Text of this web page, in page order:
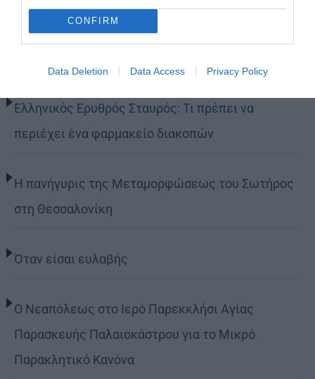
CONFIRM
Data Deletion Data Access Privacy Policy
Ελληνικός Ερυθρός Σταυρός: Τι πρέπει να
περιέχει ένα φαρμακείο διακοπών
Η πανήγυρις της Μεταμορφώσεως του Σωτήρος
στη Θεσσαλονίκη
Όταν είσαι ευλαβής
Ο Νεαπόλεως στο Ιερό Παρεκκλήσι Αγίας
Παρασκευής Παλαιοκάστρου για το Μικρό
Παρακλητικό Κανόνα